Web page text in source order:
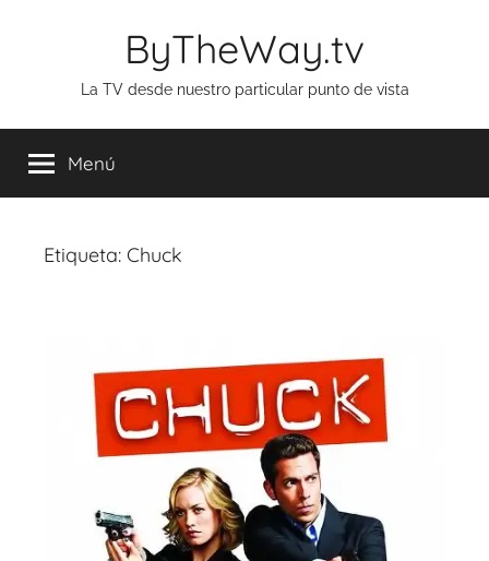
ByTheWay.tv
La TV desde nuestro particular punto de vista
Menú
Etiqueta: Chuck